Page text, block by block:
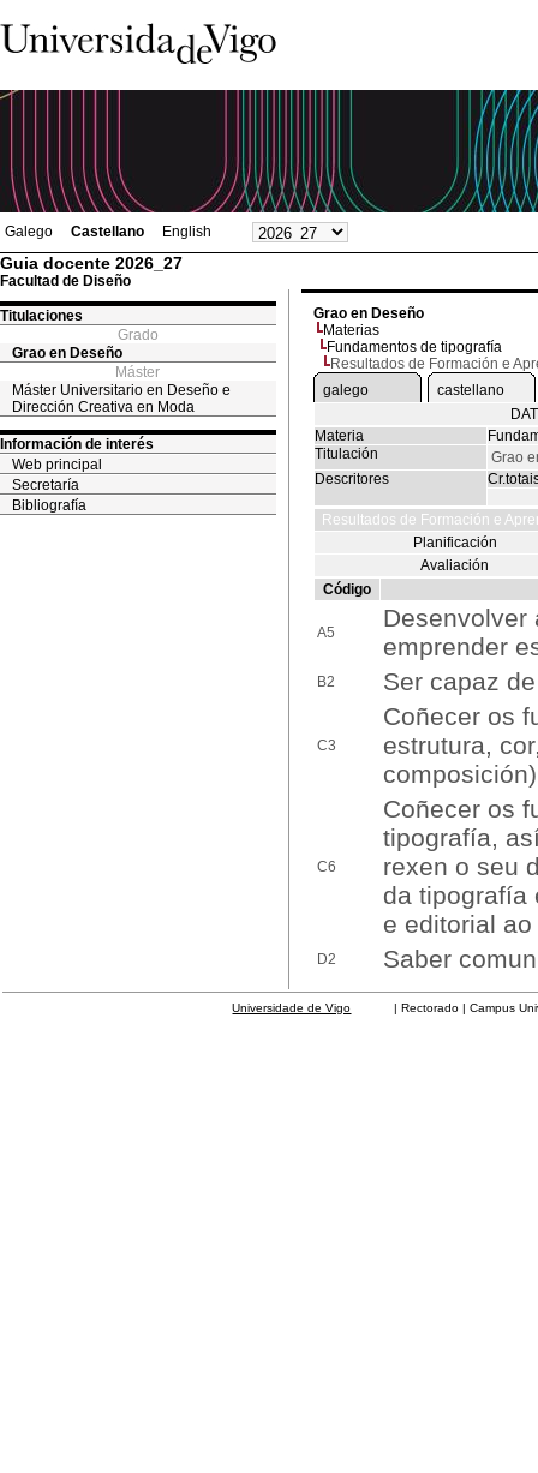
Galego Castellano English
Guia docente 2026_27
Facultad de Diseño
Titulaciones
Grado
Grao en Deseño
Máster
Máster Universitario en Deseño e
Dirección Creativa en Moda
Información de interés
Web principal
Secretaría
Bibliografía
Grao en Deseño
Materias
Fundamentos de tipografía
Resultados de Formación e
galego
castellano
Materia
Titulación
Grao
Descritores
Resultados de Formación e
Planificación
Avaliación
Código
A5
Desenvolver
emprender
B2 Ser capaz
C3
Coñecer os
estrutura,
C6
Coñecer os
tipografía,
rexen o seu
da tipografía
e editorial
D2 Saber
Universidade de Vigo | Rectorado | Campus